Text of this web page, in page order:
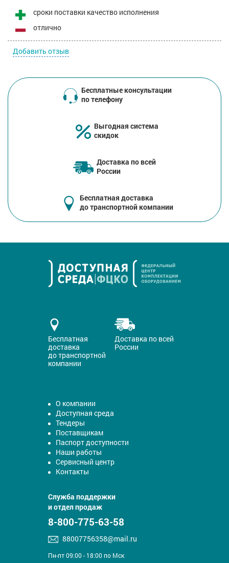
сроки поставки качество исполнения
отлично
Добавить отзыв
Бесплатные консультации
по телефону
Выгодная система
скидок
Доставка по всей
России
Бесплатная доставка
до транспортной компании
Бесплатная
доставка
до транспортной
компании
Доставка по всей
России
О компании
Доступная среда
Тендеры
Поставщикам
Паспорт доступности
Наши работы
Сервисный центр
Контакты
Служба поддержки
и отдел продаж
8-800-775-63-58
88007756358@mail.ru
Пн-пт 09:00 - 18:00 по Мск